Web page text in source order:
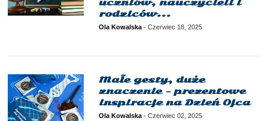
rodziców...
Ola Kowalska - Czerwiec 18, 2025
Małe gesty, duże
znaczenie – prezentowe
inspiracje na Dzień Ojca
Ola Kowalska - Czerwiec 02, 2025